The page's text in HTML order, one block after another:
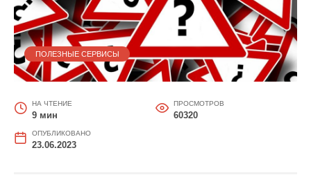
ПОЛЕЗНЫЕ СЕРВИСЫ
НА ЧТЕНИЕ
9 мин
ПРОСМОТРОВ
60320
ОПУБЛИКОВАНО
23.06.2023